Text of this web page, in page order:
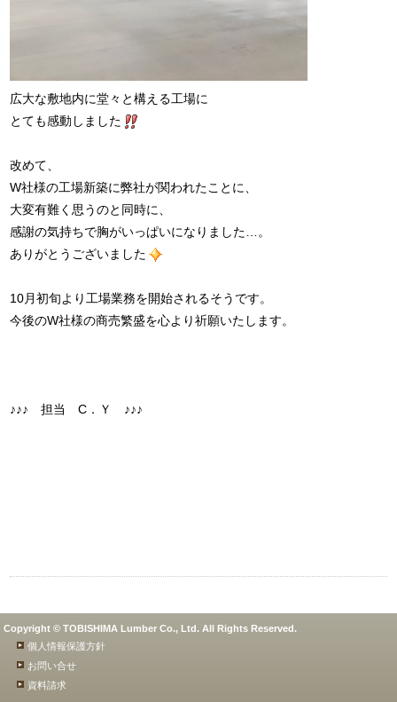
広大な敷地内に堂々と構える工場に
とても感動しました
改めて、
W社様の工場新築に弊社が関われたことに、
大変有難く思うのと同時に、
感謝の気持ちで胸がいっぱいになりました…。
ありがとうございました
10月初旬より工場業務を開始されるそうです。
今後のW社様の商売繁盛を心より祈願いたします。
♪♪♪ 担当 C．Ｙ ♪♪♪
Copyright © TOBISHIMA Lumber Co., Ltd. All Rights Reserved.
個人情報保護方針
お問い合せ
資料請求